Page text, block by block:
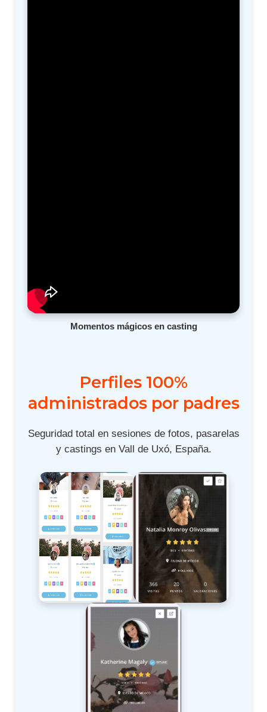
Momentos mágicos en casting
Perfiles 100%
administrados por padres
Seguridad total en sesiones de fotos, pasarelas
y castings en Vall de Uxó, España.